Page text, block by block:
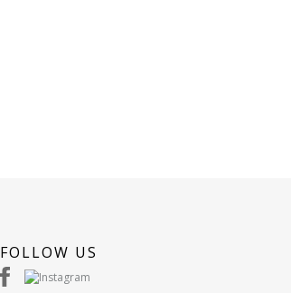
FOLLOW US